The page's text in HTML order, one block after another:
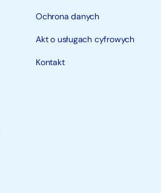
Ochrona danych
Akt o usługach cyfrowych
Kontakt